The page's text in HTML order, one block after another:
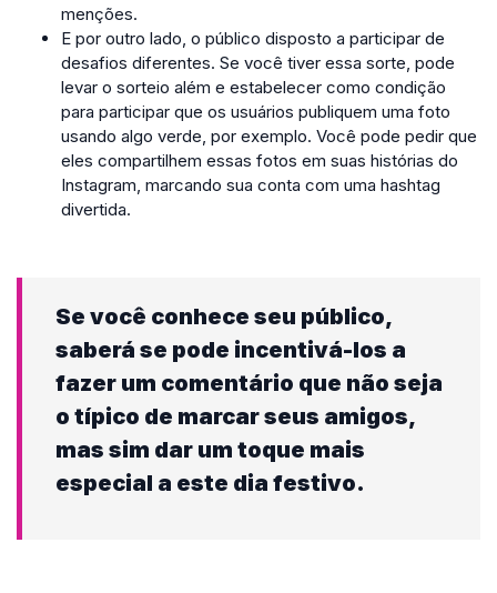
menções.
E por outro lado, o público disposto a participar de
desafios diferentes. Se você tiver essa sorte, pode
levar o sorteio além e estabelecer como condição
para participar que os usuários publiquem uma foto
usando algo verde, por exemplo. Você pode pedir que
eles compartilhem essas fotos em suas histórias do
Instagram, marcando sua conta com uma hashtag
divertida.
Se você conhece seu público,
saberá se pode incentivá-los a
fazer um comentário que não seja
o típico de marcar seus amigos,
mas sim dar um toque mais
especial a este dia festivo.